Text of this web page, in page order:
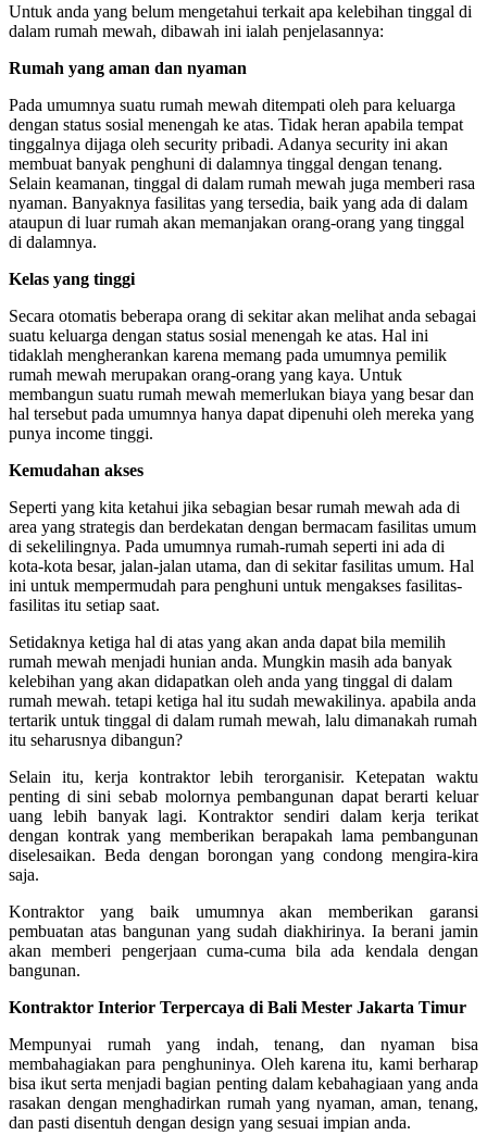
Untuk anda yang belum mengetahui terkait apa kelebihan tinggal di
dalam rumah mewah, dibawah ini ialah penjelasannya:
Rumah yang aman dan nyaman
Pada umumnya suatu rumah mewah ditempati oleh para keluarga
dengan status sosial menengah ke atas. Tidak heran apabila tempat
tinggalnya dijaga oleh security pribadi. Adanya security ini akan
membuat banyak penghuni di dalamnya tinggal dengan tenang.
Selain keamanan, tinggal di dalam rumah mewah juga memberi rasa
nyaman. Banyaknya fasilitas yang tersedia, baik yang ada di dalam
ataupun di luar rumah akan memanjakan orang-orang yang tinggal
di dalamnya.
Kelas yang tinggi
Secara otomatis beberapa orang di sekitar akan melihat anda sebagai
suatu keluarga dengan status sosial menengah ke atas. Hal ini
tidaklah mengherankan karena memang pada umumnya pemilik
rumah mewah merupakan orang-orang yang kaya. Untuk
membangun suatu rumah mewah memerlukan biaya yang besar dan
hal tersebut pada umumnya hanya dapat dipenuhi oleh mereka yang
punya income tinggi.
Kemudahan akses
Seperti yang kita ketahui jika sebagian besar rumah mewah ada di
area yang strategis dan berdekatan dengan bermacam fasilitas umum
di sekelilingnya. Pada umumnya rumah-rumah seperti ini ada di
kota-kota besar, jalan-jalan utama, dan di sekitar fasilitas umum. Hal
ini untuk mempermudah para penghuni untuk mengakses fasilitas-
fasilitas itu setiap saat.
Setidaknya ketiga hal di atas yang akan anda dapat bila memilih
rumah mewah menjadi hunian anda. Mungkin masih ada banyak
kelebihan yang akan didapatkan oleh anda yang tinggal di dalam
rumah mewah. tetapi ketiga hal itu sudah mewakilinya. apabila anda
tertarik untuk tinggal di dalam rumah mewah, lalu dimanakah rumah
itu seharusnya dibangun?
Selain itu, kerja kontraktor lebih terorganisir.Ketepatan waktu
penting di sini sebab molornya pembangunan dapat berarti keluar
uang lebih banyak lagi. Kontraktor sendiri dalam kerja terikat
dengan kontrak yang memberikan berapakah lama pembangunan
diselesaikan. Beda dengan borongan yang condong mengira-kira
saja.
Kontraktor yang baik umumnya akan memberikan garansi
pembuatan atas bangunan yang sudah diakhirinya. Ia berani jamin
akan memberi pengerjaan cuma-cuma bila ada kendala dengan
bangunan.
Kontraktor Interior Terpercaya di Bali Mester Jakarta Timur
Mempunyai rumah yang indah, tenang, dan nyaman bisa
membahagiakan para penghuninya. Oleh karena itu, kami berharap
bisa ikut serta menjadi bagian penting dalam kebahagiaan yang anda
rasakan dengan menghadirkan rumah yang nyaman, aman, tenang,
dan pasti disentuh dengan design yang sesuai impian anda.